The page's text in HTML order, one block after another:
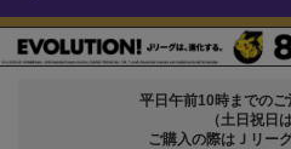
平日午前10時までのご
（土日祝日
ご購入の際はＪリー